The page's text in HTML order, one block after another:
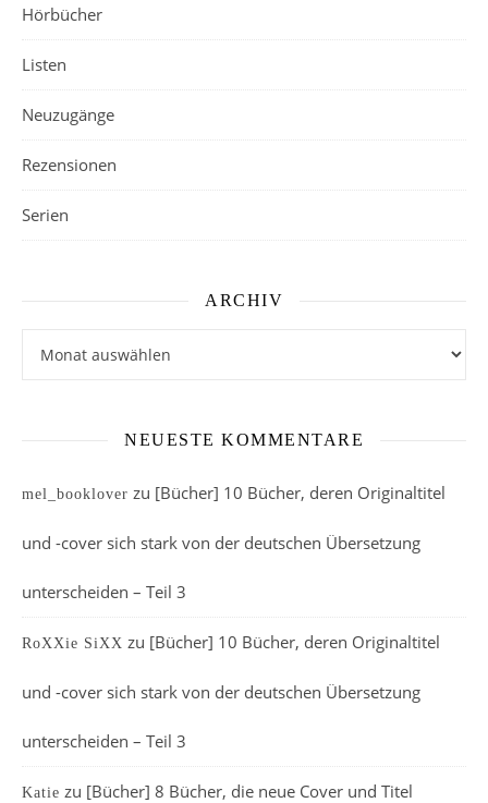
Hörbücher
Listen
Neuzugänge
Rezensionen
Serien
ARCHIV
NEUESTE KOMMENTARE
mel_booklover zu [Bücher] 10 Bücher, deren Originaltitel
und -cover sich stark von der deutschen Übersetzung
unterscheiden – Teil 3
RoXXie SiXX zu [Bücher] 10 Bücher, deren Originaltitel
und -cover sich stark von der deutschen Übersetzung
unterscheiden – Teil 3
Katie zu [Bücher] 8 Bücher, die neue Cover und Titel